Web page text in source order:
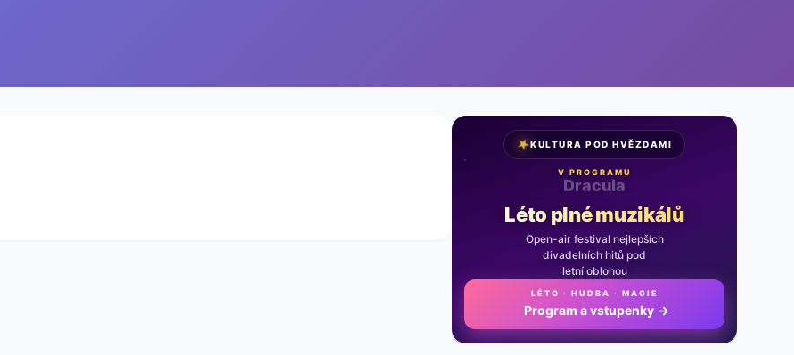
★KULTURA POD HVĚZDAMI
V PROGRAMU
Noc na Karlštejně
Léto plné muzikálů
Open-air festival nejlepších
divadelních hitů pod
letní oblohou
LÉTO · HUDBA · MAGIE
Program a vstupenky →